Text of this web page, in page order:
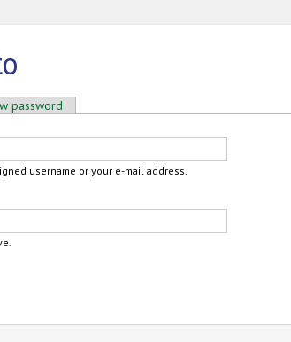
password
username or your e-mail address.